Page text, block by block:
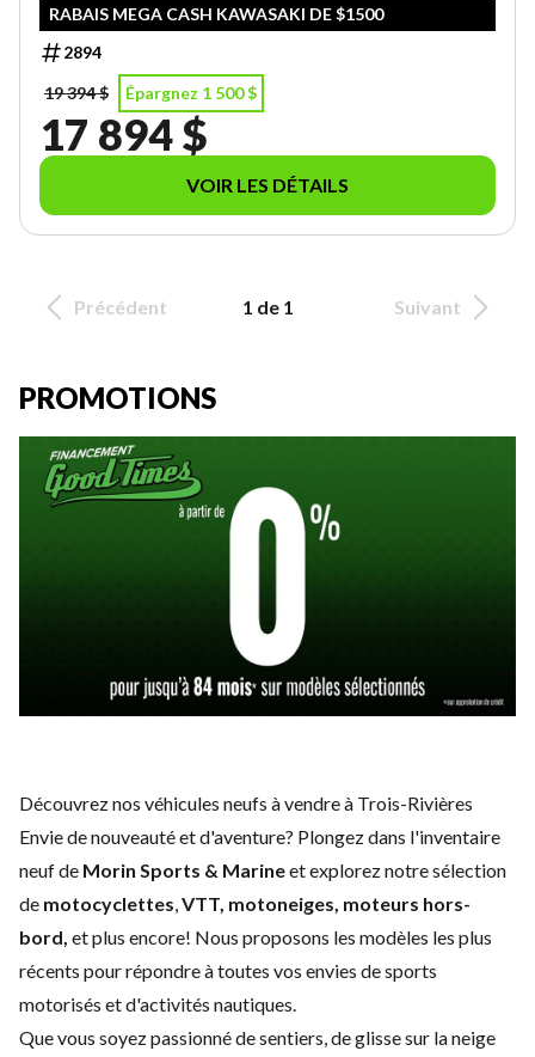
RABAIS MEGA CASH KAWASAKI DE $1500
2894
19 394 $
Épargnez 1 500 $
17 894 $
VOIR LES DÉTAILS
Précédent 1 de 1 Suivant
PROMOTIONS
Découvrez nos véhicules neufs à vendre à Trois-Rivières
Envie de nouveauté et d'aventure? Plongez dans l'inventaire
neuf de Morin Sports & Marineet explorez notre sélection
de motocyclettes VTT, motoneiges, moteurs hors-
bord, et plus encore! Nous proposons les modèles les plus
récents pour répondre à toutes vos envies de sports
motorisés et d'activités nautiques.
Que vous soyez passionné de sentiers, de glisse sur la neige